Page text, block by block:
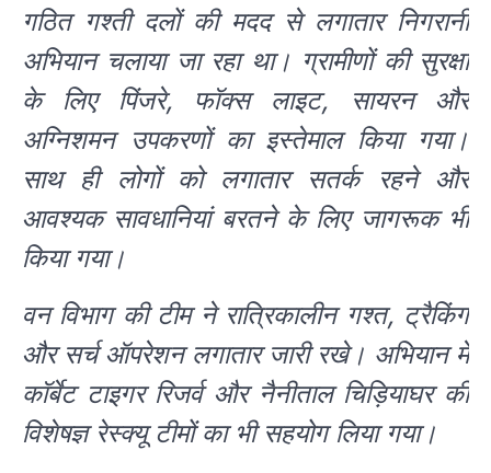
गठित गश्ती दलों की मदद से लगातार निगरानी
अभियान चलाया जा रहा था। ग्रामीणों की सुरक्षा
के लिए पिंजरे, फॉक्स लाइट, सायरन और
अग्निशमन उपकरणों का इस्तेमाल किया गया।
साथ ही लोगों को लगातार सतर्क रहने और
आवश्यक सावधानियां बरतने के लिए जागरूक भी
किया गया।
वन विभाग की टीम ने रात्रिकालीन गश्त, ट्रैकिंग
और सर्च ऑपरेशन लगातार जारी रखे। अभियान में
कॉर्बेट टाइगर रिजर्व और नैनीताल चिड़ियाघर की
विशेषज्ञ रेस्क्यू टीमों का भी सहयोग लिया गया।